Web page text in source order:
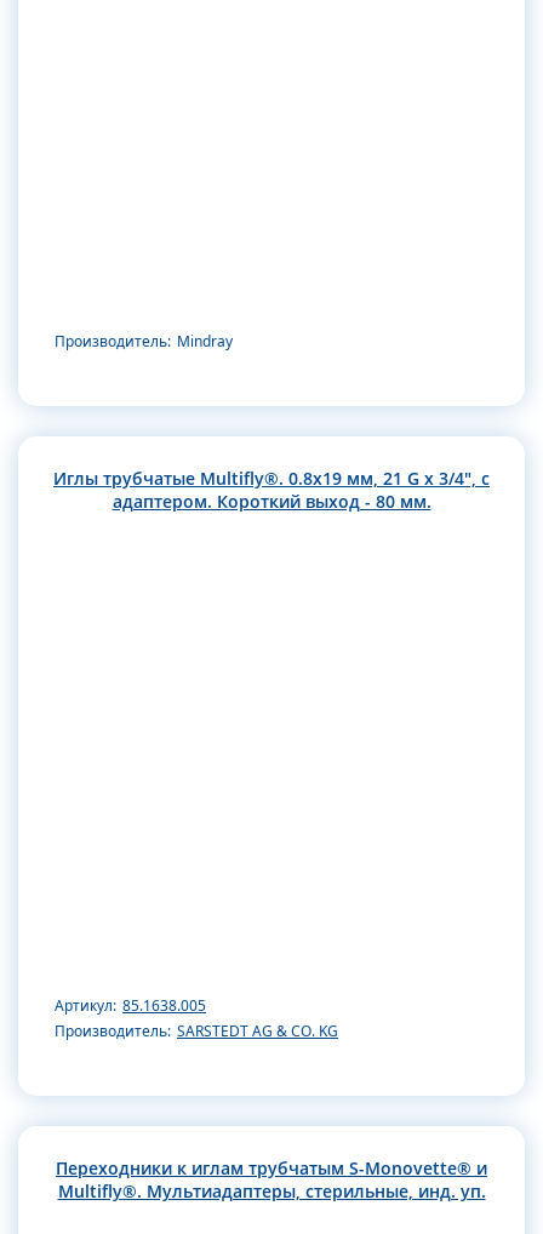
Производитель: Mindray
Иглы трубчатые Multifly®. 0.8х19 мм, 21 G x 3/4", с
адаптером. Короткий выход - 80 мм.
Артикул: 85.1638.005
Производитель: SARSTEDT AG & CO. KG
Переходники к иглам трубчатым S-Monovette® и
Multifly®. Мультиадаптеры, стерильные, инд. уп.